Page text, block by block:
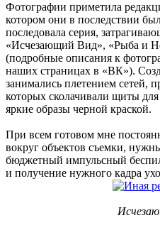
Фотографии приметила
котором они в последствии
последовала серия,
«Исчезающий Вид», «Рыба и
(подробные описания к
наших страницах в «ВК»).
занимались плетением сетей,
которых сколачивали щиты
яркие образы черной краской.
При всем готовом мне
вокруг объектов съемки,
бюджетный импульсный
и получение нужного кадра